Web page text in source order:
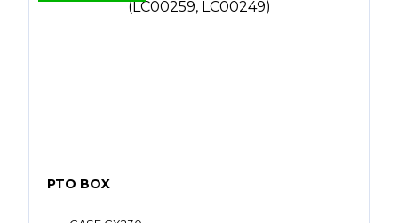
PTO BOX